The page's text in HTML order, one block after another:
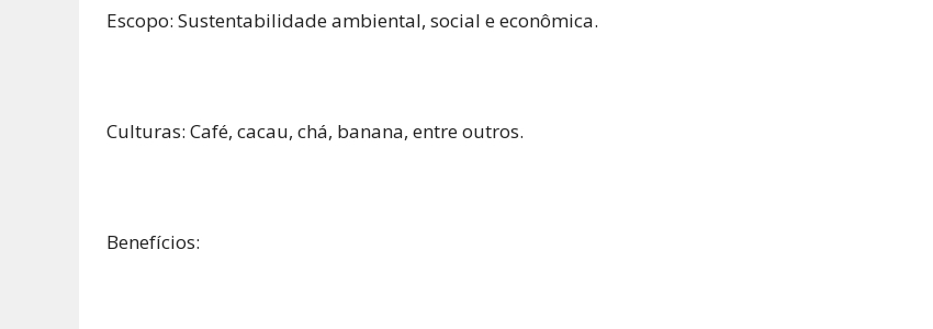
Escopo: Sustentabilidade ambiental, social e econômica.
Culturas: Café, cacau, chá, banana, entre outros.
Benefícios: